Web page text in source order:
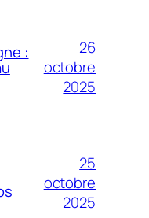
:
26
octobre
2025
25
octobre
2025